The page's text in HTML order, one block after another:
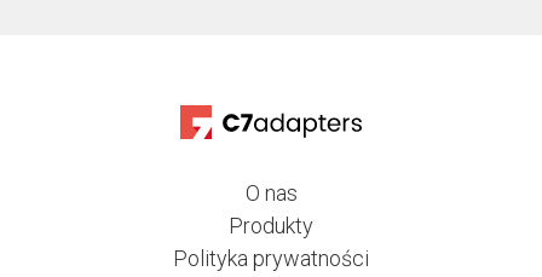
O nas
Produkty
Polityka prywatności